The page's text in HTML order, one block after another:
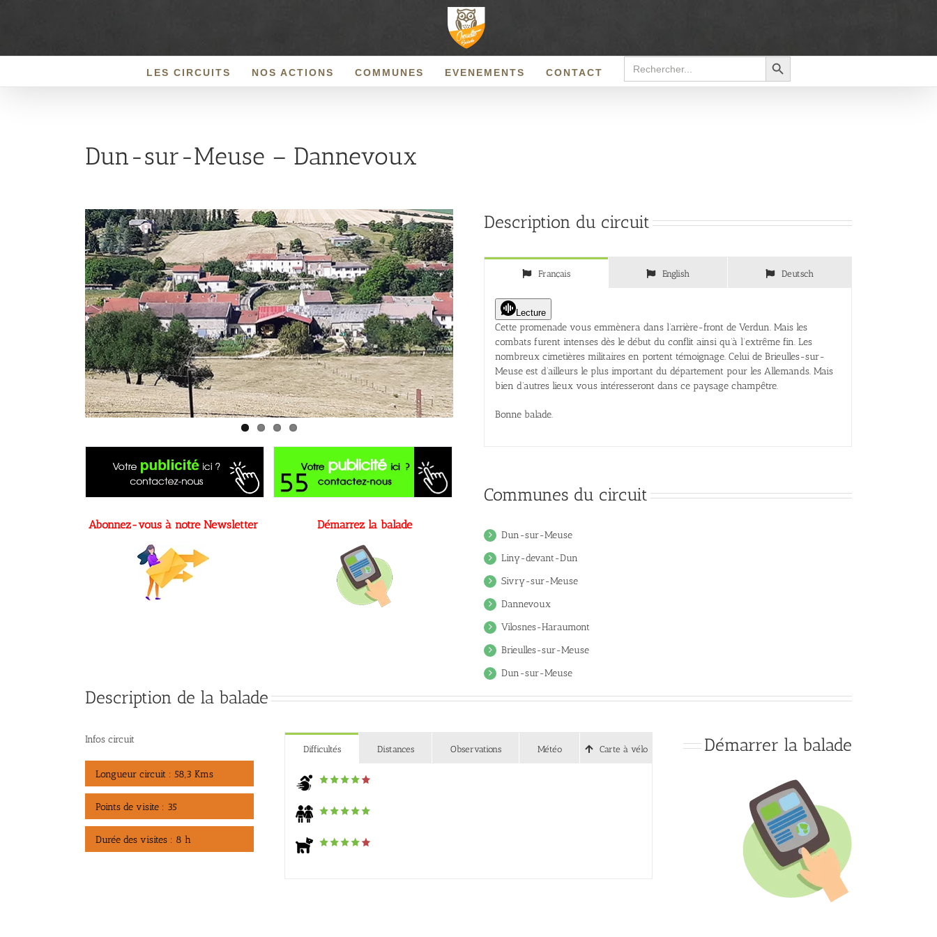
LES CIRCUITS NOS ACTIONS COMMUNES EVENEMENTS CONTACT
Search
for:
Search Button
Dun-sur-Meuse – Dannevoux
Abonnez-vous à notre Newsletter Démarrez la balade
Description du circuit
Français English Deutsch
Lecture
Cette promenade vous emmènera dans l’arrière-front de Verdun. Mais les
combats furent intenses dès le début du conflit ainsi qu’à l’extrême fin. Les
nombreux cimetières militaires en portent témoignage. Celui de Brieulles-sur-
Meuse est d’ailleurs le plus important du département pour les Allemands. Mais
bien d’autres lieux vous intéresseront dans ce paysage champêtre.
Bonne balade.
Communes du circuit
Dun-sur-Meuse
Liny-devant-Dun
Sivry-sur-Meuse
Dannevoux
Vilosnes-Haraumont
Brieulles-sur-Meuse
Dun-sur-Meuse
Description de la balade
Infos circuit
Longueur circuit : 58,3 Kms
Points de visite : 35
Durée des visites : 8 h
Difficultés Distances Observations Météo Carte à vélo Démarrer la balade